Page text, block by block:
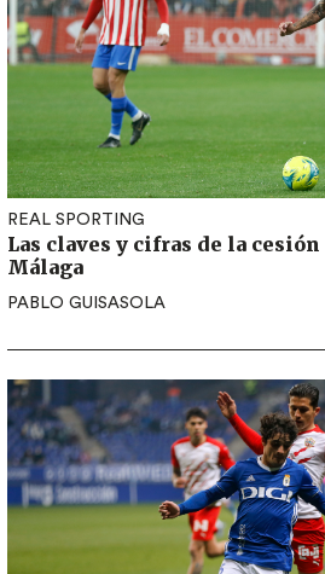
REAL SPORTING
Las claves y cifras de la
Málaga
PABLO GUISASOLA